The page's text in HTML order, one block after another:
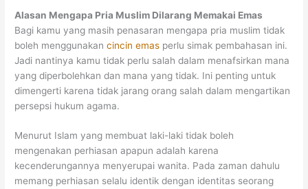
Alasan Mengapa Pria Muslim Dilarang Memakai Emas
Bagi kamu yang masih penasaran mengapa pria muslim tidak
boleh menggunakancincin emas perlu simak pembahasan ini.
Jadi nantinya kamu tidak perlu salah dalam menafsirkan mana
yang diperbolehkan dan mana yang tidak. Ini penting untuk
dimengerti karena tidak jarang orang salah dalam mengartikan
persepsi hukum agama.
Menurut Islam yang membuat laki-laki tidak boleh
mengenakan perhiasan apapun adalah karena
kecenderungannya menyerupai wanita. Pada zaman dahulu
memang perhiasan selalu identik dengan identitas seorang